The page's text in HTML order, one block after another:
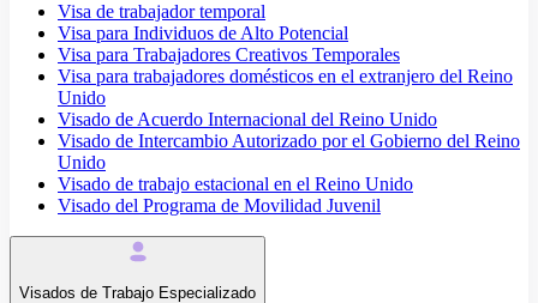
Visa de trabajador temporal
Visa para Individuos de Alto Potencial
Visa para Trabajadores Creativos Temporales
Visa para trabajadores domésticos en el extranjero del Reino
Unido
Visado de Acuerdo Internacional del Reino Unido
Visado de Intercambio Autorizado por el Gobierno del Reino
Unido
Visado de trabajo estacional en el Reino Unido
Visado del Programa de Movilidad Juvenil
Visados de Trabajo Especializado